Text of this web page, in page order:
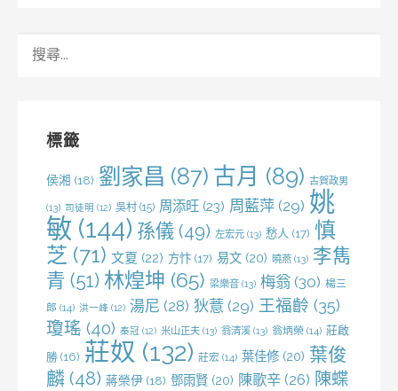
標籤
侯湘 (18) 劉家昌 (87) 古月 (89) 古賀政男
(13) 司徒明 (12) 吳村 (15) 周添旺 (23) 周藍萍 (29) 姚
敏 (144) 孫儀 (49) 左宏元 (13) 愁人 (17) 慎
芝 (71) 文夏 (22) 方忭 (17) 易文 (20) 曉燕 (13) 李雋
青 (51) 林煌坤 (65) 梁樂音 (13) 梅翁 (30) 楊三
郎 (14) 洪一峰 (12) 湯尼 (28) 狄薏 (29) 王福齡 (35)
瓊瑤 (40) 秦冠 (12) 米山正夫 (13) 翁清溪 (13) 翁炳榮 (14) 莊啟
勝 (16) 莊奴 (132) 莊宏 (14) 葉佳修 (20) 葉俊
麟 (48) 蔣榮伊 (18) 鄧雨賢 (20) 陳歌辛 (26) 陳蝶